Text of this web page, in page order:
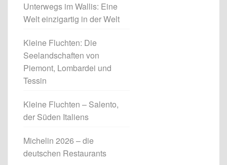
Unterwegs im Wallis: Eine
Welt einzigartig in der Welt
Kleine Fluchten: Die
Seelandschaften von
Piemont, Lombardei und
Tessin
Kleine Fluchten – Salento,
der Süden Italiens
Michelin 2026 – die
deutschen Restaurants